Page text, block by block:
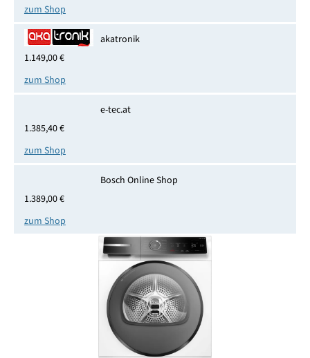
zum Shop
akatronik
1.149,00 €
zum Shop
e-tec.at
1.385,40 €
zum Shop
Bosch Online Shop
1.389,00 €
zum Shop